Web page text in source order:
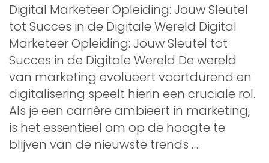
Digital Marketeer Opleiding: Jouw Sleutel
tot Succes in de Digitale Wereld Digital
Marketeer Opleiding: Jouw Sleutel tot
Succes in de Digitale Wereld De wereld
van marketing evolueert voortdurend en
digitalisering speelt hierin een cruciale rol.
Als je een carrière ambieert in marketing,
is het essentieel om op de hoogte te
blijven van de nieuwste trends …